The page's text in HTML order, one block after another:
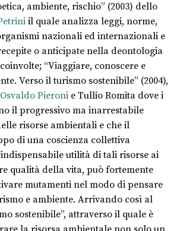
ambiente, rischio” (2003) dello
il quale analizza leggi, norme,
nazionali ed internazionali e
o anticipate nella deontologia
“Viaggiare, conoscere e
Verso il turismo sostenibile” (2004),
Osvaldo Pieroni e Tullio Romita dove i
il progressivo ma inarrestabile
risorse ambientali e che il
di una coscienza collettiva
utilità di tali risorse ai
qualità della vita, può fortemente
mutamenti nel modo di pensare
e ambiente. Arrivando così al
sostenibile”, attraverso il quale è